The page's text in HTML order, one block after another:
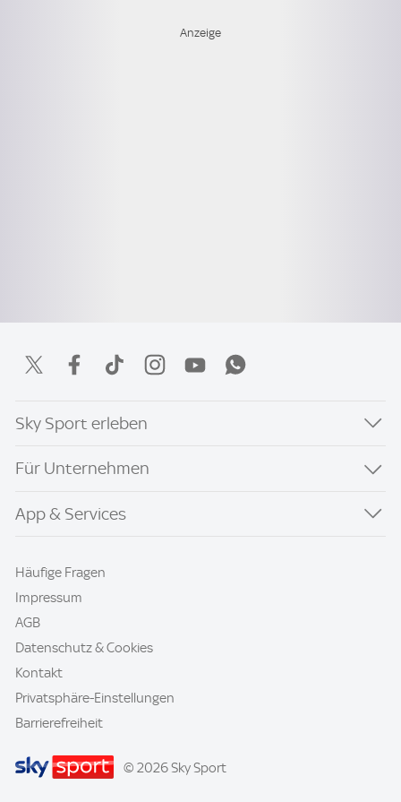
Sky Sport erleben
Für Unternehmen
App & Services
Häufige Fragen
Impressum
AGB
Datenschutz & Cookies
Kontakt
Privatsphäre-Einstellungen
Barrierefreiheit
© 2026 Sky Sport